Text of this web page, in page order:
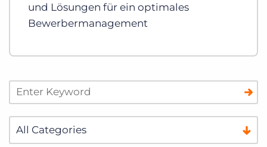
und Lösungen für ein optimales
Bewerbermanagement